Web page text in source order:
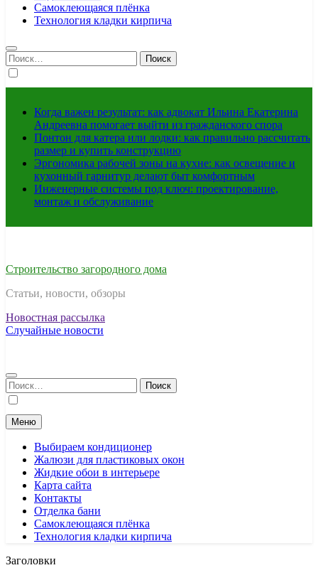
Самоклеющаяся плёнка
Технология кладки кирпича
Найти:
Когда важен результат: как адвокат Ильина Екатерина
Андреевна помогает выйти из гражданского спора
Понтон для катера или лодки: как правильно рассчитать
размер и купить конструкцию
Эргономика рабочей зоны на кухне: как освещение и
кухонный гарнитур делают быт комфортным
Инженерные системы под ключ: проектирование,
монтаж и обслуживание
Строительство загородного дома
Статьи, новости, обзоры
Новостная рассылка
Случайные новости
Найти:
Меню
Выбираем кондиционер
Жалюзи для пластиковых окон
Жидкие обои в интерьере
Карта сайта
Контакты
Отделка бани
Самоклеющаяся плёнка
Технология кладки кирпича
Заголовки